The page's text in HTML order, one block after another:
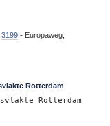
3199- Europaweg,
Rotterdam
Rotterdam